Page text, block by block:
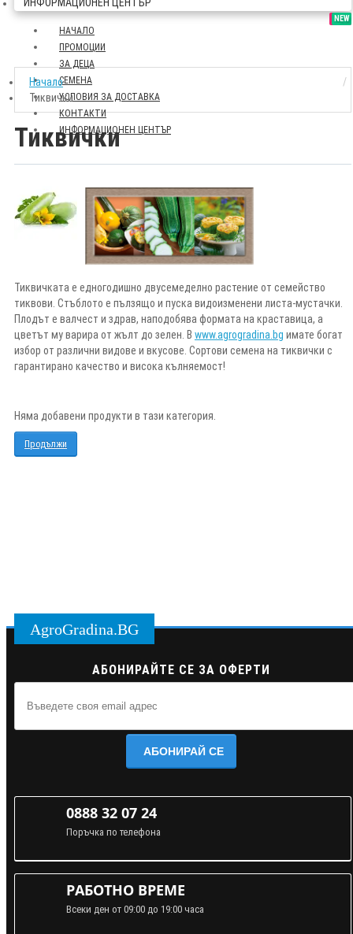
ИНФОРМАЦИОНЕН ЦЕНТЪР
НАЧАЛО
SALE
ПРОМОЦИИ
NEW
ЗА ДЕЦА
СЕМЕНА
УСЛОВИЯ ЗА ДОСТАВКА
КОНТАКТИ
ИНФОРМАЦИОНЕН ЦЕНТЪР
Начало
Тиквички
Тиквички
Тиквичката е едногодишно двусемеделно растение от семейство
тиквови. Стъблото е пълзящо и пуска видоизменени листа-мустачки.
Плодът е валчест и здрав, наподобява формата на краставица, а
цветът му варира от жълт до зелен. В www.agrogradina.bg имате богат
избор от различни видове и вкусове. Сортови семена на тиквички с
гарантирано качество и висока кълняемост!
Няма добавени продукти в тази категория.
Продължи
AgroGradina.BG
АБОНИРАЙТЕ СЕ ЗА ОФЕРТИ
АБОНИРАЙ СЕ
0888 32 07 24
Поръчка по телефона
РАБОТНО ВРЕМЕ
Всеки ден от 09:00 до 19:00 часа